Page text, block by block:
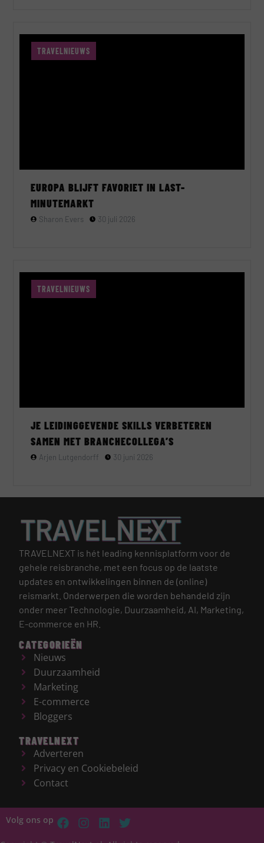
TRAVELNIEUWS
EUROPA BLIJFT FAVORIET IN LAST-
MINUTEMARKT
Sharon Evers 30 juli 2026
TRAVELNIEUWS
JE LEIDINGGEVENDE SKILLS VERBETEREN
SAMEN MET BRANCHECOLLEGA’S
Arjen Lutgendorff 30 juni 2026
TRAVELNEXT is hét leading kennisplatform voor de
gehele reisbranche, met een focus op de laatste
updates en ontwikkelingen binnen de (online)
reismarkt. Onderwerpen die worden behandeld zijn
onder meer Technologie, Duurzaamheid, AI, Marketing,
E-commerce en HR.
CATEGORIEËN
Nieuws
Duurzaamheid
Marketing
E-commerce
Bloggers
TRAVELNEXT
Adverteren
Privacy en Cookiebeleid
Contact
Volg ons op